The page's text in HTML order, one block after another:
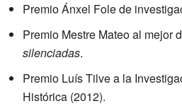
Premio Ánxel Fole de
Premio Mestre Mateo al mejor
silenciadas.
Premio Luís Tilve a la
Histórica (2012).